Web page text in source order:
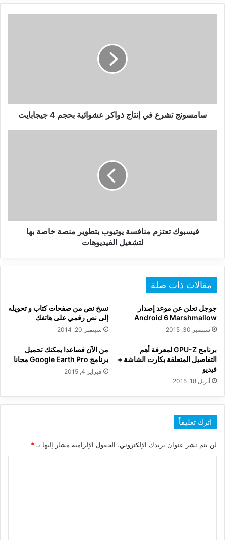
جيجابايت
سامسونج تشرع في إنتاج ذواكر عشوائية بحجم 4 جيجابايت
لتشغيل
الفيديوهاتفيسبوك تعتزم منافسة يوتيوب بتطوير منصة خاصة بها
لتشغيل الفيديوهات
مقالات ذات صلة
جوجل تعلن عن موعد إصدار
Android 6 Marshmallow
سبتمبر 30, 2015
نسخ نص من صفحات كتاب و تحويله
إلى نص رقمي على هاتفك
سبتمبر 20, 2014
برنامج GPU-Z لمعرفة أهم
التفاصيل المتعلقة بكارت الشاشة +
فيديو
أبريل 18, 2015
من الآن فصاعدا يمكنك تحميل
برنامج Google Earth Pro مجانا
فبراير 4, 2015
اترك تعليقاً
لن يتم نشر عنوان بريدك الإلكتروني. الحقول الإلزامية مشار إليها بـ *